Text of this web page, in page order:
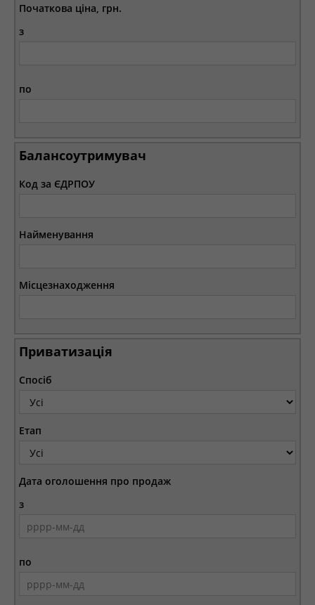
Початкова ціна, грн.
з
по
Балансоутримувач
Код за ЄДРПОУ
Найменування
Місцезнаходження
Приватизація
Спосіб
Етап
Дата оголошення про продаж
з
по